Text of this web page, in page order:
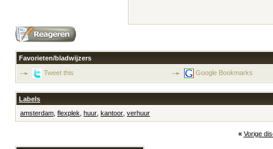
Favorieten/bladwijzers
Tweet this
Google Bookmarks
Labels
amsterdam flexplek huur kantoor verhuur
« Vorige